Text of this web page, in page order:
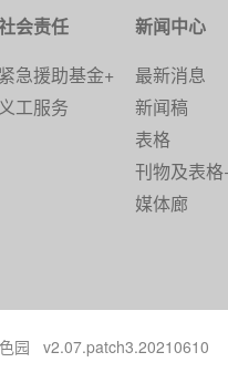
会责任
紧急援助基金+
义工服务
新闻中心
最新消息
新闻稿
表格
刊物及表格
媒体廊
园 v2.07.patch3.20210610